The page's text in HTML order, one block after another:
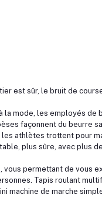
est sûr, le bruit de
la mode, les employés de
façonnent du beurre
athlètes trottent pour
plus sûre, avec plus
vous permettant de vous
Tapis roulant
machine de marche